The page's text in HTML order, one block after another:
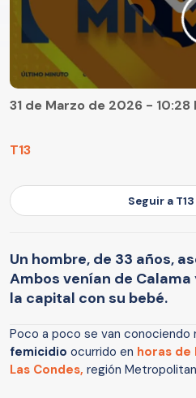
T13
31 de Marzo de 2026 - 10:28
Seguir a
Un hombre, de 33 años,
Ambos venían de
la capital con su bebé.
Poco a poco se van conociendo
femicidio ocurrido en horas de
Las Condes, región